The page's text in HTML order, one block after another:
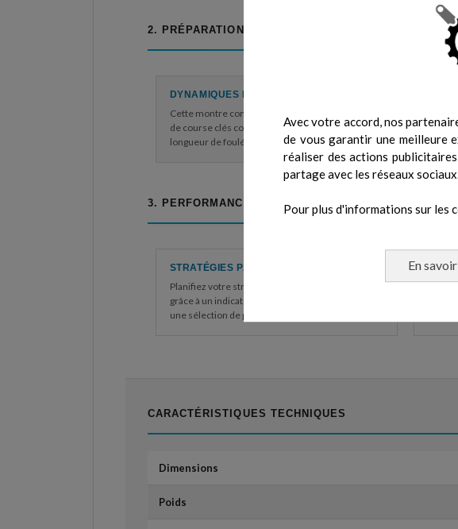
Avec votre accord, nos
de vous garantir une meilleure
réaliser des actions
partage avec les réseaux
Pour plus d'informations sur les
En
2. PRÉPARATION
DYNAMIQUES DE COURSE
Cette montre connectée mesure des métriques
de course clés comme la puissance, la cadence, la
longueur de foulée, le temps de contact au sol...
la
3. PERFORMANCES
STRATÉGIES PACEPRO™
Planifiez votre stratégie pour le jour de la course
grâce à un indicator de l'allure basé sur le GPS, sur
une sélection de parcours ou sur une distance.
CARACTÉRISTIQUES TECHNIQUES
Dimensions
Poids